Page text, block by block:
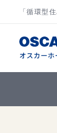
「循環型